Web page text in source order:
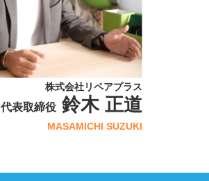
株式会社リペアプラス
代表取締役鈴木 正道
MASAMICHI SUZUKI